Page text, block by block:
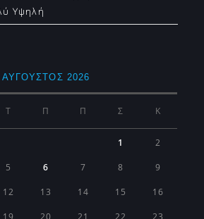
Υψηλή
ΑΎΓΟΥΣΤΟΣ 2026
Τ Π Π Σ Κ
1 2
5 6 7 8 9
12 13 14 15 16
19 20 21 22 23